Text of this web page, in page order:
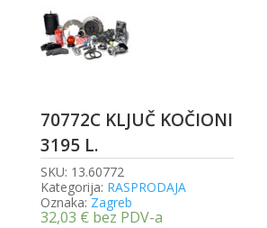
70772C KLJUČ KOČIONI
3195 L.
SKU: 13.60772
Kategorija: RASPRODAJA
Oznaka: Zagreb
32,03 € bez PDV-a